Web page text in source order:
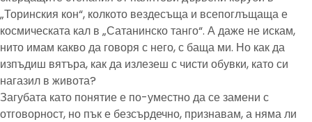
„Торинския кон“, колкото вездесъща и всепоглъщаща е
космическата кал в „Сатанинско танго“. А даже не искам,
нито имам какво да говоря с него, с баща ми. Но как да
изпъдиш вятъра, как да излезеш с чисти обувки, като си
нагазил в живота?
Загубата като понятие е по-уместно да се замени с
отговорност, но пък е безсърдечно, признавам, а няма ли